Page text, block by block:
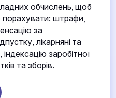
обчислень, щоб
штрафи,
за
лікарняні та
заробітної
та зборів.